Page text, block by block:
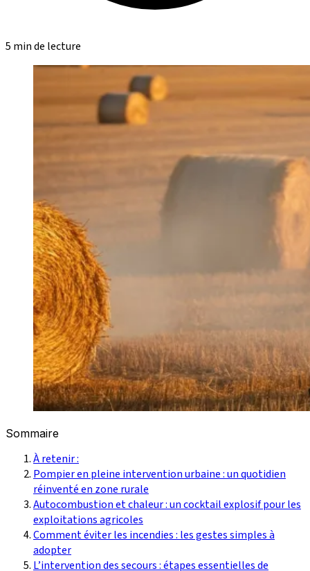
5 min de lecture
Sommaire
À retenir :
Pompier en pleine intervention urbaine : un quotidien
réinventé en zone rurale
Autocombustion et chaleur : un cocktail explosif pour les
exploitations agricoles
Comment éviter les incendies : les gestes simples à
adopter
L’intervention des secours : étapes essentielles de